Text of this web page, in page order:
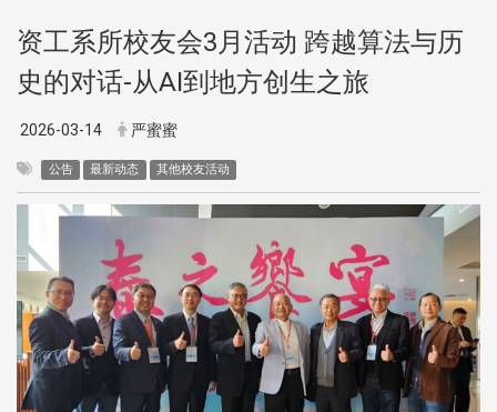
资工系所校友会3月活动 跨越算法与历
史的对话-从AI到地方创生之旅
2026-03-14 严蜜蜜
公告 最新动态 其他校友活动